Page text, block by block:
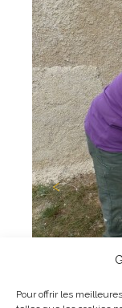
Pour offrir les